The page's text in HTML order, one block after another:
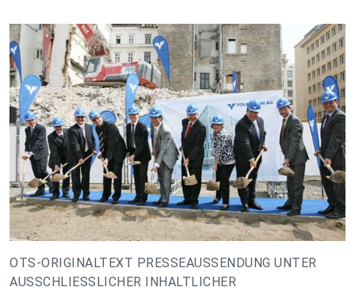
OTS-ORIGINALTEXT PRESSEAUSSENDUNG UNTER
AUSSCHLIESSLICHER INHALTLICHER